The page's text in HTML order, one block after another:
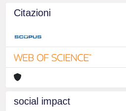
Citazioni
social impact